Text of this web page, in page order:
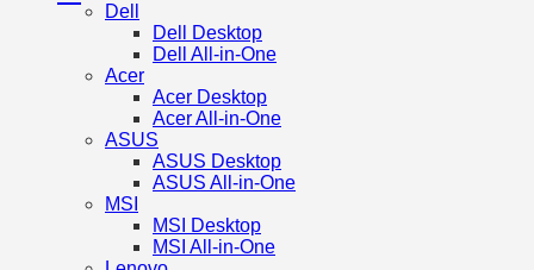
Dell
Dell Desktop
Dell All-in-One
Acer
Acer Desktop
Acer All-in-One
ASUS
ASUS Desktop
ASUS All-in-One
MSI
MSI Desktop
MSI All-in-One